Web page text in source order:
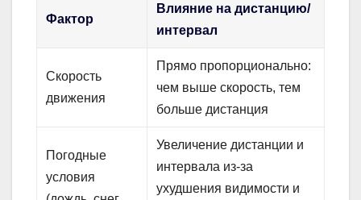
Фактор
Влияние на дистанцию/
интервал
Скорость
движения
Прямо пропорционально:
чем выше скорость, тем
больше дистанция
Погодные
условия
Увеличение дистанции и
интервала из-за
ухудшения видимости и